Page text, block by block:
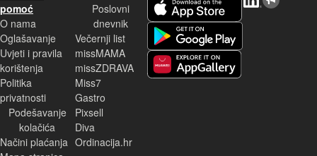
pomoć
O nama
Oglašavanje
Uvjeti i pravila
korištenja
Politika
privatnosti
Podešavanje
kolačića
Načini plaćanja
Poslovni
dnevnik
Večernji list
missMAMA
missZDRAVA
Miss7
Gastro
Pixsell
Diva
Ordinacija.hr